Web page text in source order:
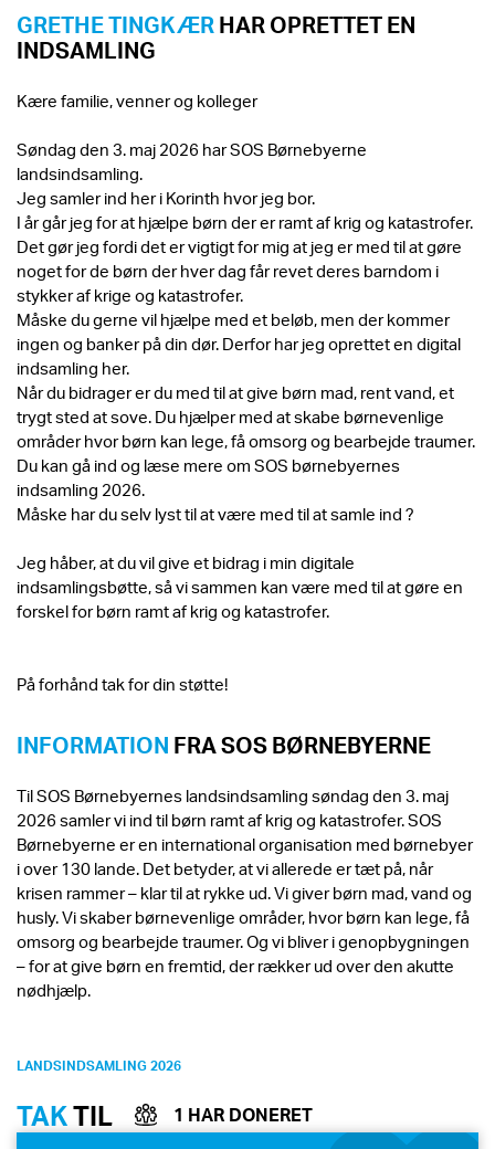
GRETHE TINGKÆRHAR OPRETTET EN
INDSAMLING
Kære familie, venner og kolleger
Søndag den 3. maj 2026 har SOS Børnebyerne
landsindsamling.
Jeg samler ind her i Korinth hvor jeg bor.
I år går jeg for at hjælpe børn der er ramt af krig og katastrofer.
Det gør jeg fordi det er vigtigt for mig at jeg er med til at gøre
noget for de børn der hver dag får revet deres barndom i
stykker af krige og katastrofer.
Måske du gerne vil hjælpe med et beløb, men der kommer
ingen og banker på din dør. Derfor har jeg oprettet en digital
indsamling her.
Når du bidrager er du med til at give børn mad, rent vand, et
trygt sted at sove. Du hjælper med at skabe børnevenlige
områder hvor børn kan lege, få omsorg og bearbejde traumer.
Du kan gå ind og læse mere om SOS børnebyernes
indsamling 2026.
Måske har du selv lyst til at være med til at samle ind ?
Jeg håber, at du vil give et bidrag i min digitale
indsamlingsbøtte, så vi sammen kan være med til at gøre en
forskel for børn ramt af krig og katastrofer.
På forhånd tak for din støtte!
INFORMATION FRA SOS BØRNEBYERNE
Til SOS Børnebyernes landsindsamling søndag den 3. maj
2026 samler vi ind til børn ramt af krig og katastrofer. SOS
Børnebyerne er en international organisation med børnebyer
i over 130 lande. Det betyder, at vi allerede er tæt på, når
krisen rammer – klar til at rykke ud. Vi giver børn mad, vand og
husly. Vi skaber børnevenlige områder, hvor børn kan lege, få
omsorg og bearbejde traumer. Og vi bliver i genopbygningen
– for at give børn en fremtid, der rækker ud over den akutte
nødhjælp.
LANDSINDSAMLING 2026
TAKTIL 1 HAR DONERET